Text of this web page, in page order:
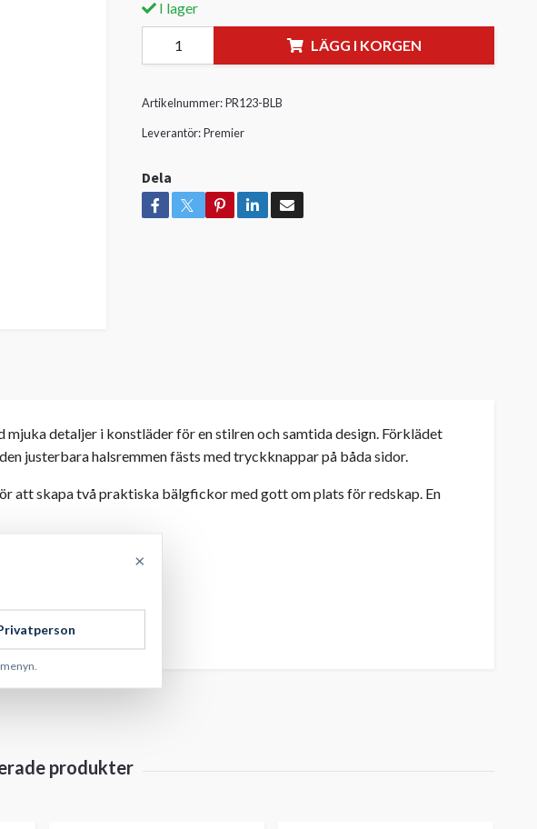
I lager
LÄGG I KORGEN
Artikelnummer: PR123-BLB
Leverantör: Premier
Dela
detaljer i konstläder för en stilren och samtida design. Förklädet
justerbara halsremmen fästs med tryckknappar på båda sidor.
att skapa två praktiska bälgfickor med gott om plats för redskap. En
×